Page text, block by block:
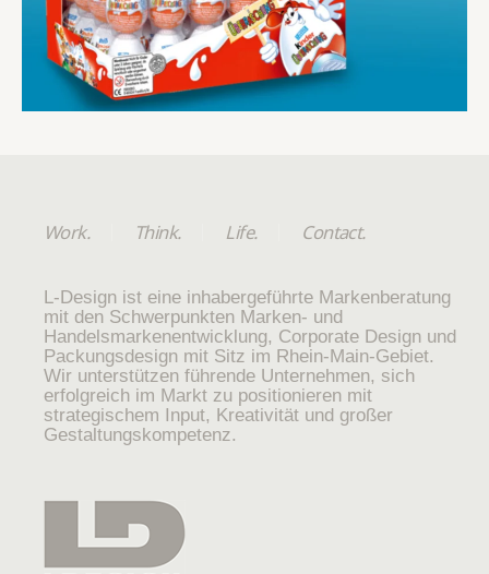
Work. Think. Life. Contact.
L-Design ist eine inhabergeführte Markenberatung
mit den Schwerpunkten Marken- und
Handelsmarkenentwicklung, Corporate Design und
Packungsdesign mit Sitz im Rhein-Main-Gebiet.
Wir unterstützen führende Unternehmen, sich
erfolgreich im Markt zu positionieren mit
strategischem Input, Kreativität und großer
Gestaltungskompetenz.